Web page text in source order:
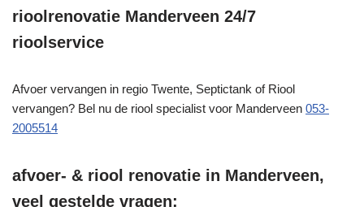
rioolrenovatie Manderveen 24/7
rioolservice
Afvoer vervangen in regio Twente, Septictank of Riool
vervangen? Bel nu de riool specialist voor Manderveen 053-
2005514
afvoer- & riool renovatie in Manderveen,
veel gestelde vragen: